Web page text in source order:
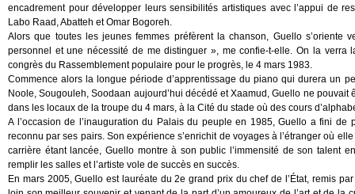
encadrement pour développer leurs sensibilités artistiques avec l’appui de
Labo Raad, Abatteh et Omar Bogoreh.
Alors que toutes les jeunes femmes préfèrent la chanson, Guello
personnel et une nécessité de me distinguer », me confie-t-elle. On la
congrès du Rassemblement populaire pour le progrès, le 4 mars 1983.
Commence alors la longue période d’apprentissage du piano qui durera un
Noole, Sougouleh, Soodaan aujourd’hui décédé et Xaamud, Guello ne
dans les locaux de la troupe du 4 mars, à la Cité du stade où des cours
A l’occasion de l’inauguration du Palais du peuple en 1985, Guello a fini
reconnu par ses pairs. Son expérience s’enrichit de voyages à l’étranger où
carrière étant lancée, Guello montre à son public l’immensité de son talent
remplir les salles et l’artiste vole de succès en succès.
En mars 2005, Guello est lauréate du 2e grand prix du chef de l’État, remis